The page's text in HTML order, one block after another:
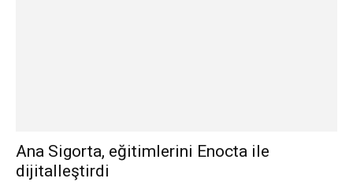
Ana Sigorta, eğitimlerini Enocta ile
dijitalleştirdi